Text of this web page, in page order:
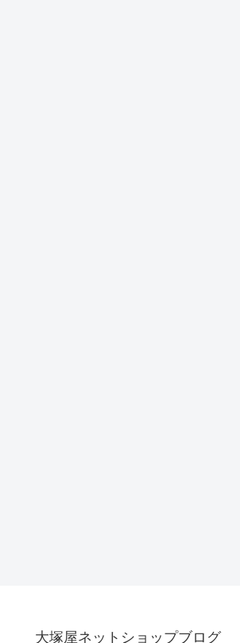
大塚屋ネットショップブログ